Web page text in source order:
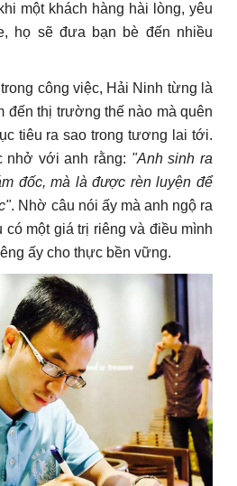
một khách hàng hài lòng, yêu
họ sẽ đưa bạn bè đến nhiều
công việc, Hải Ninh từng là
đến thị trường thế nào mà quên
tiêu ra sao trong tương lai tới.
nhở với anh rằng: "Anh sinh ra
đốc, mà là được rèn luyện để
. Nhờ câu nói ấy mà anh ngộ ra
một giá trị riêng và điều mình
ấy cho thực bền vững.